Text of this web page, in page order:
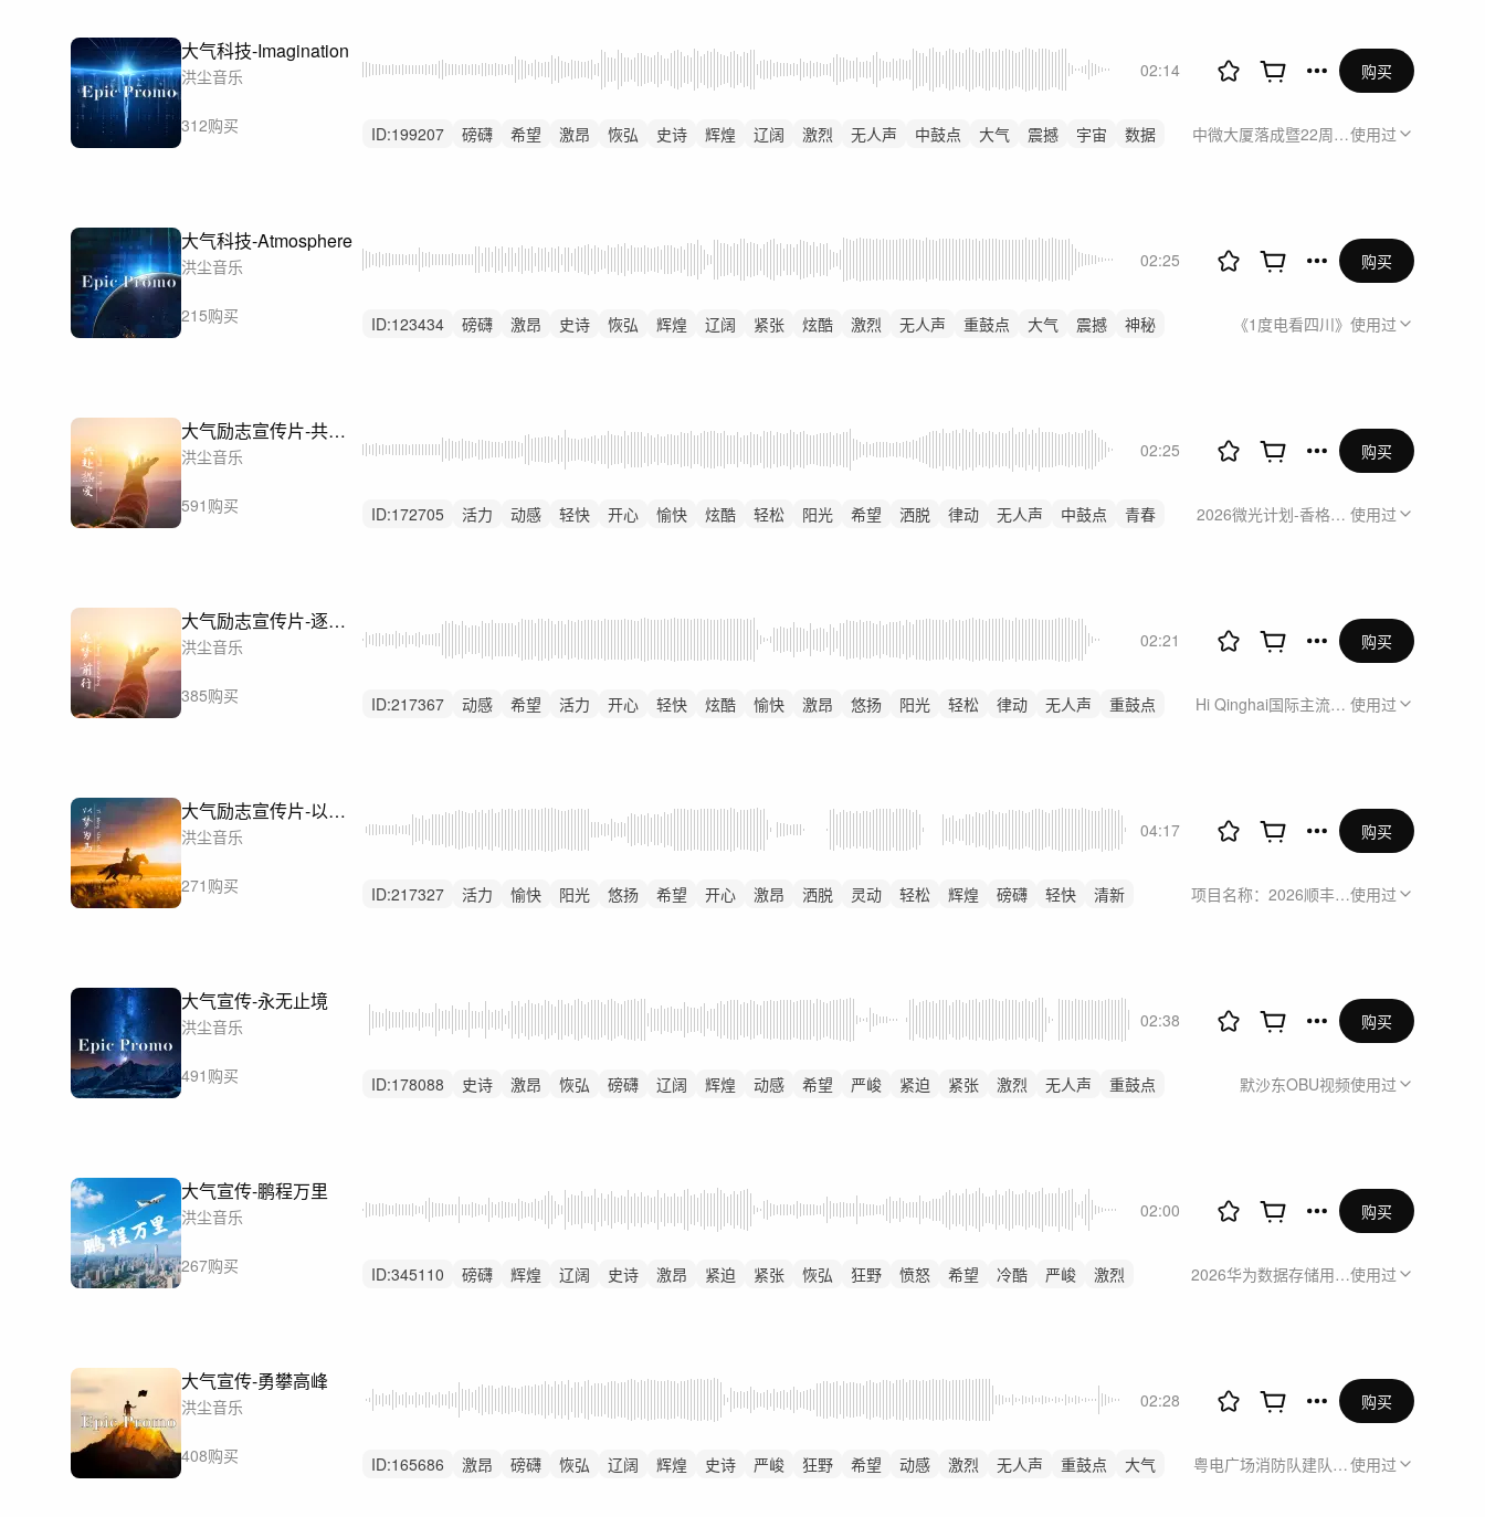
大气科技-Imagination
洪尘音乐
312购买
02:14
ID:199207 磅礴 希望 激昂 恢弘 史诗 辉煌 辽阔 激烈 无人声 中鼓点 大气 震撼 宇宙
数据
购买
中微大厦落成暨22周年庆使用过
大气科技-Atmosphere
洪尘音乐
215购买
02:25
ID:123434 磅礴 激昂 史诗 恢弘 辉煌 辽阔 紧张 炫酷 激烈 无人声 重鼓点 大气 震撼
神秘
购买
《1度电看四川》 使用过
大气励志宣传片-共赴热爱
洪尘音乐
591购买
02:25
ID:172705 活力 动感 轻快 开心 愉快 炫酷 轻松 阳光 希望 洒脱 律动 无人声 中鼓点
青春
购买
2026微光计划-香格里拉站
使用过
大气励志宣传片-逐梦前行
洪尘音乐
385购买
02:21
ID:217367 动感 希望 活力 开心 轻快 炫酷 愉快 激昂 悠扬 阳光 轻松 律动 无人声
重鼓点
购买
Hi Qinghai国际主流媒体青海行
使用过
大气励志宣传片-以梦为马
洪尘音乐
271购买
04:17
ID:217327 活力 愉快 阳光 悠扬 希望 开心 激昂 洒脱 灵动 轻松 辉煌 磅礴 轻快
清新
购买
项目名称：2026顺丰同城7月公关传播
使用过
大气宣传-永无止境
洪尘音乐
491购买
02:38
ID:178088 史诗 激昂 恢弘 磅礴 辽阔 辉煌 动感 希望 严峻 紧迫 紧张 激烈 无人声
重鼓点
购买
默沙东OBU视频使用过
大气宣传-鹏程万里
洪尘音乐
267购买
02:00
ID:345110 磅礴 辉煌 辽阔 史诗 激昂 紧迫 紧张 恢弘 狂野 愤怒 希望 冷酷 严峻
激烈
购买
2026华为数据存储用户精英论坛暨
使用过
大气宣传-勇攀高峰
洪尘音乐
408购买
02:28
ID:165686 激昂 磅礴 恢弘 辽阔 辉煌 史诗 严峻 狂野 希望 动感 激烈 无人声 重鼓点
大气
购买
粤电广场消防队建队宣传使用过